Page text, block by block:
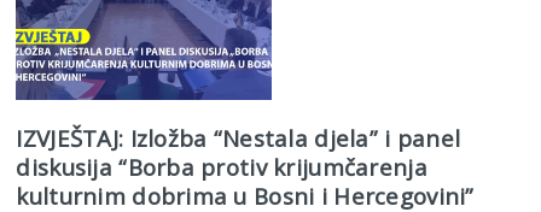
IZVJEŠTAJ: Izložba “Nestala djela” i panel
diskusija “Borba protiv krijumčarenja
kulturnim dobrima u Bosni i Hercegovini”